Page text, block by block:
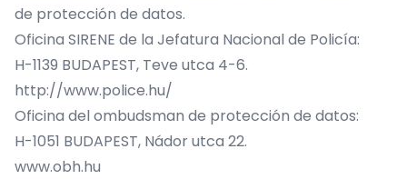
de protección de datos.
Oficina SIRENE de la Jefatura Nacional de Policía:
H-1139 BUDAPEST, Teve utca 4-6.
http://www.police.hu/
Oficina del ombudsman de protección de datos:
H-1051 BUDAPEST, Nádor utca 22.
www.obh.hu